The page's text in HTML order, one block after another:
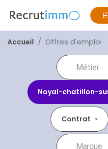
Accueil Offres d'emploi
Noyal-chatillon-
Contrat